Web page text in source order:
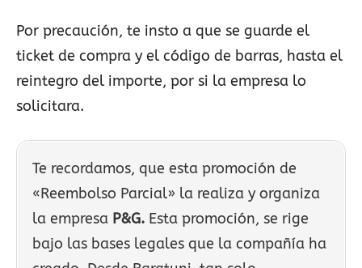
Por precaución, te insto a que se guarde el
ticket de compra y el código de barras, hasta el
reintegro del importe, por si la empresa lo
solicitara.
Te recordamos, que esta promoción de
«Reembolso Parcial» la realiza y organiza
la empresa P&G. Esta promoción, se rige
bajo las bases legales que la compañía ha